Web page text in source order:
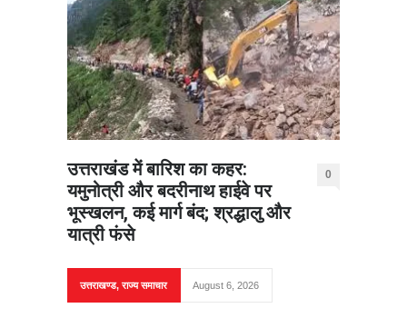
उत्तराखंड में बारिश का कहर:
यमुनोत्री और बदरीनाथ हाईवे पर
भूस्खलन, कई मार्ग बंद; श्रद्धालु और
यात्री फंसे
0
उत्तराखण्ड,राज्य समाचार August 6, 2026